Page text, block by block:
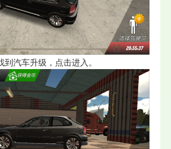
汽车升级，点击进入。